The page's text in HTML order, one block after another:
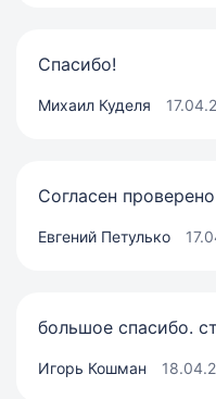
Спасибо!
Михаил Куделя
Согласен
Евгений Петулько
большое спасибо.
Игорь Кошман